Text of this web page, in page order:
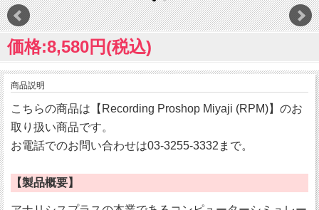
価格:8,580円(税込)
商品説明
こちらの商品は【Recording Proshop Miyaji (RPM)】のお
取り扱い商品です。
お電話でのお問い合わせは03-3255-3332まで。
【製品概要】